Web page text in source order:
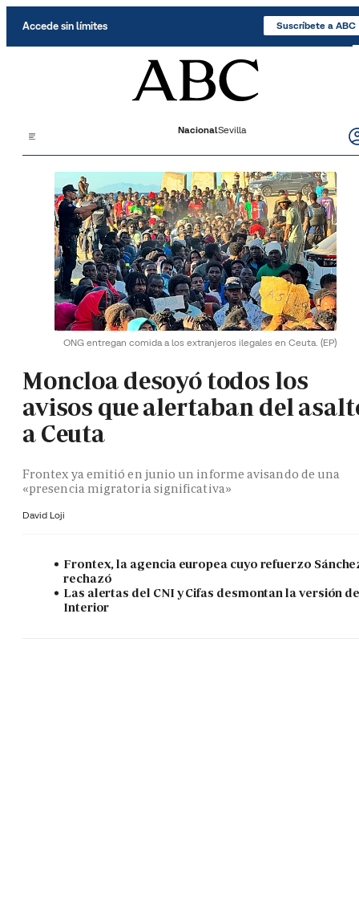
Accede sin límites Suscríbete a ABC
NacionalSevilla
ONG entregan comida a los extranjeros ilegales en Ceuta. (EP)
Moncloa desoyó todos los
avisos que alertaban del
a Ceuta
Frontex ya emitió en junio un informe avisando de una
«presencia migratoria significativa»
David Loji
Frontex, la agencia europea cuyo refuerzo
rechazó
Las alertas del CNI y Cifas desmontan la versión
Interior